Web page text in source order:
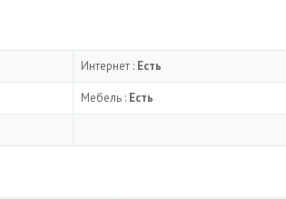
Интернет : Есть
Мебель : Есть